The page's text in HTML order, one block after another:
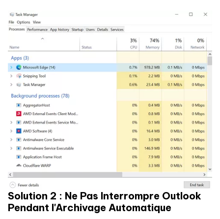
Solution 2 : Ne Pas Interrompre Outlook
Pendant l'Archivage Automatique